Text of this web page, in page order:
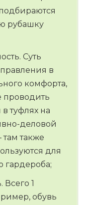
рубашку
Суть
в
комфорта,
проводить
туфлях на
деловой
там также
для
гардероба;
Всего 1
обувь